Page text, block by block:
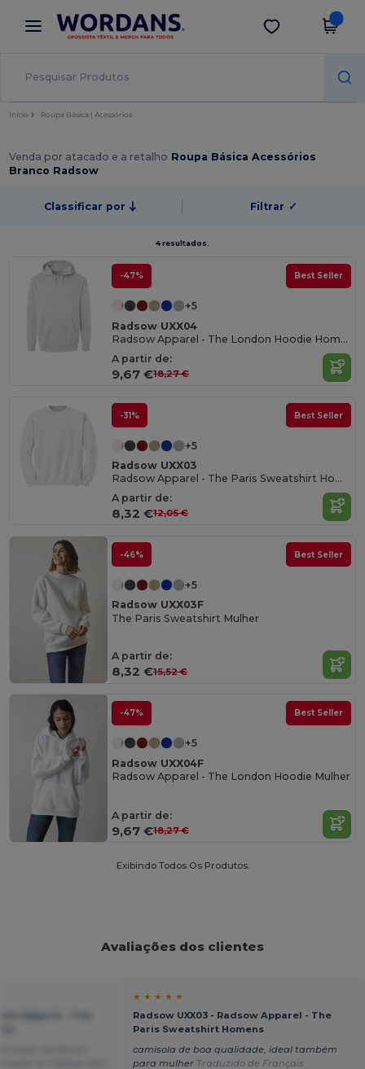
× App Wordans
Melhores preços na app!
Obter app
Início Roupa Básica | Acessórios
Venda por atacado e a retalho Roupa Básica Acessórios
Branco Radsow
Classificar por Filtrar ✓
4 resultados.
-47% Best Seller
+5
Radsow UXX04
Radsow Apparel - The London Hoodie Homens
A partir de:
9,67 €18,27 €
-31% Best Seller
+5
Radsow UXX03
Radsow Apparel - The Paris Sweatshirt Homens
A partir de:
8,32 €12,05 €
-46% Best Seller
+5
Radsow UXX03F
The Paris Sweatshirt Mulher
A partir de:
8,32 €15,52 €
-47% Best Seller
+5
Radsow UXX04F
Radsow Apparel - The London Hoodie Mulher
A partir de:
9,67 €18,27 €
Exibindo Todos Os Produtos.
Avaliações dos clientes
★ ★ ★ ★ ★
Radsow UXX03 - Radsow Apparel - The
Paris Sweatshirt Homens
camisola de boa qualidade, ideal também
para mulher Traduzido de Français